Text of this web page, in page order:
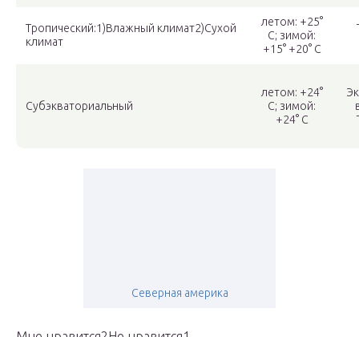
Тропический:1)Влажный климат2)Сухой
климат
летом: +25°
С; зимой:
+15° +20° С
Субэкваториальный
летом: +24°
С; зимой:
+24° С
Северная америка